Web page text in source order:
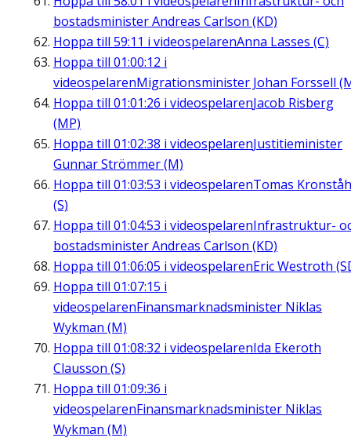
bostadsminister Andreas Carlson (KD)
Hoppa till 59:11 i videospelarenAnna Lasses (C)
Hoppa till 01:00:12 i
videospelarenMigrationsminister Johan Forssell
Hoppa till 01:01:26 i videospelarenJacob Risberg
(MP)
Hoppa till 01:02:38 i videospelarenJustitieminister
Gunnar Strömmer (M)
Hoppa till 01:03:53 i videospelarenTomas
(S)
Hoppa till 01:04:53 i videospelarenInfrastruktur-
bostadsminister Andreas Carlson (KD)
Hoppa till 01:06:05 i videospelarenEric Westroth
Hoppa till 01:07:15 i
videospelarenFinansmarknadsminister Niklas
Wykman (M)
Hoppa till 01:08:32 i videospelarenIda Ekeroth
Clausson (S)
Hoppa till 01:09:36 i
videospelarenFinansmarknadsminister Niklas
Wykman (M)